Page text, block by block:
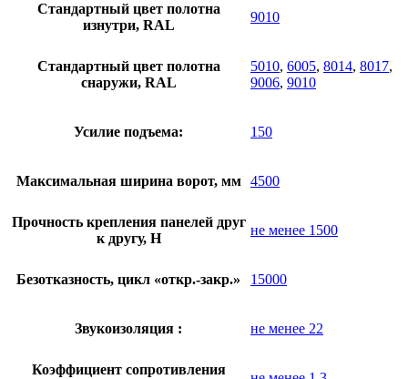
Стандартный цвет полотна
изнутри, RAL
9010
Стандартный цвет полотна
снаружи, RAL
5010, 6005, 8014, 8017,
9006, 9010
Усилие подъема: 150
Максимальная ширина ворот, мм 4500
Прочность крепления панелей друг
к другу, Н
не менее 1500
Безотказность, цикл «откр.-закр.» 15000
Звукоизоляция : не менее 22
Коэффициент сопротивления